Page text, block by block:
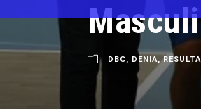
DBC, DENIA,